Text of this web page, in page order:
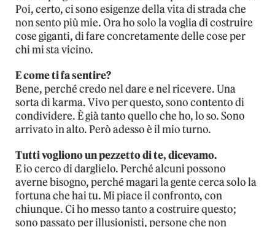
Poi, certo, ci sono esigenze della vita di strada che
non sento più mie. Ora ho solo la voglia di costruire
cose giganti, di fare concretamente delle cose per
chi mi sta vicino.
E come ti fa sentire?
Bene, perché credo nel dare e nel ricevere. Una
sorta di karma. Vivo per questo, sono contento di
condividere. È già tanto quello che ho, lo so. Sono
arrivato in alto. Però adesso è il mio turno.
Tutti vogliono un pezzetto di te, dicevamo.
E io cerco di darglielo. Perché alcuni possono
averne bisogno, perché magari la gente cerca solo la
fortuna che hai tu. Mi piace il confronto, con
chiunque. Ci ho messo tanto a costruire questo;
sono passato per illusionisti, persone che non